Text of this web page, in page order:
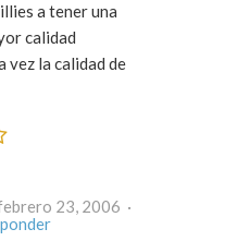
a tener una
calidad
vez la calidad de
Jose Miguel en febrero 23, 2006 ·